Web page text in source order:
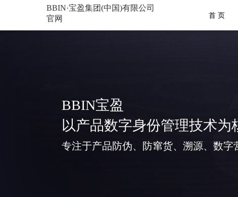
BBIN·宝盈集团(中国)有限公司
官网
首 页
BBIN宝盈
以产品数字身份管理技术为
专注于产品防伪、防窜货、溯源、数